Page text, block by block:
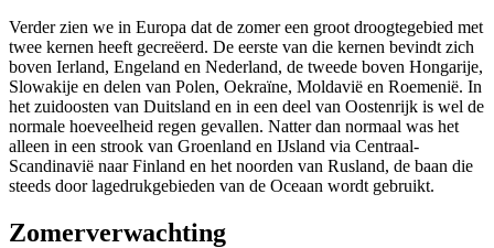
Verder zien we in Europa dat de zomer een groot droogtegebied met
twee kernen heeft gecreëerd. De eerste van die kernen bevindt zich
boven Ierland, Engeland en Nederland, de tweede boven Hongarije,
Slowakije en delen van Polen, Oekraïne, Moldavië en Roemenië. In
het zuidoosten van Duitsland en in een deel van Oostenrijk is wel de
normale hoeveelheid regen gevallen. Natter dan normaal was het
alleen in een strook van Groenland en IJsland via Centraal-
Scandinavië naar Finland en het noorden van Rusland, de baan die
steeds door lagedrukgebieden van de Oceaan wordt gebruikt.
Zomerverwachting